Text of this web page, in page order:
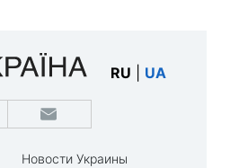
RU UA
Новости Украины